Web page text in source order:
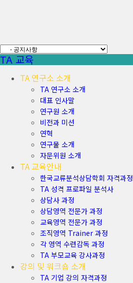
TA 교육
TA 연구소 소개
TA 연구소 소개
대표 인사말
연구원 소개
비전과 미션
연혁
연구물 소개
자문위원 소개
TA 교육안내
한국교류분석상담학회 자격과정
TA 성격 프로파일 분석사
상담사 과정
상담영역 전문가 과정
교육영역 전문가 과정
조직영역 Trainer 과정
각 영역 수련감독 과정
TA 부모교육 강사과정
강의 및 워크숍 소개
TA 기업 강의 자격과정